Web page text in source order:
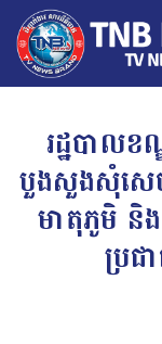
រដ្ឋបាលខ
បួងសួងសុំសេ
មាតុភូមិ និ
ប្រជ